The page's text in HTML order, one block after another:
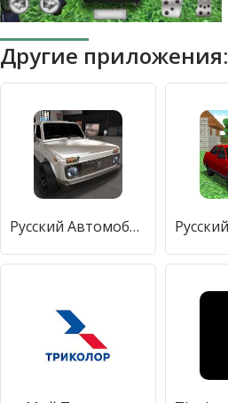
Другие приложения:
Русский Автомобильный Симулятор